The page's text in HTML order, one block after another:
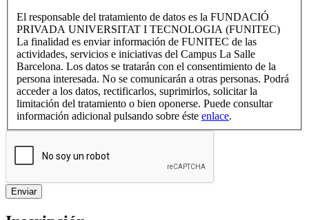
El responsable del tratamiento de datos es la FUNDACIÓ
PRIVADA UNIVERSITAT I TECNOLOGIA (FUNITEC)
La finalidad es enviar información de FUNITEC de las
actividades, servicios e iniciativas del Campus La Salle
Barcelona. Los datos se tratarán con el consentimiento de la
persona interesada. No se comunicarán a otras personas. Podrá
acceder a los datos, rectificarlos, suprimirlos, solicitar la
limitación del tratamiento o bien oponerse. Puede consultar
información adicional pulsando sobre éste enlace.